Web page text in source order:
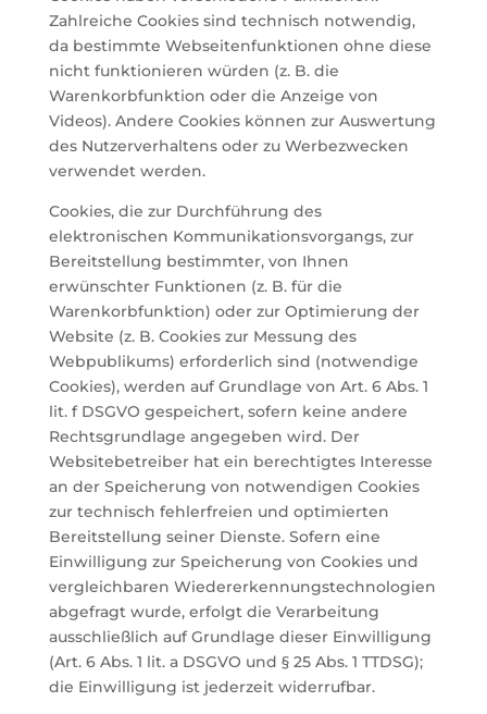
Zahlreiche Cookies sind technisch notwendig,
da bestimmte Webseitenfunktionen ohne diese
nicht funktionieren würden (z. B. die
Warenkorbfunktion oder die Anzeige von
Videos). Andere Cookies können zur Auswertung
des Nutzerverhaltens oder zu Werbezwecken
verwendet werden.
Cookies, die zur Durchführung des
elektronischen Kommunikationsvorgangs, zur
Bereitstellung bestimmter, von Ihnen
erwünschter Funktionen (z. B. für die
Warenkorbfunktion) oder zur Optimierung der
Website (z. B. Cookies zur Messung des
Webpublikums) erforderlich sind (notwendige
Cookies), werden auf Grundlage von Art. 6 Abs. 1
lit. f DSGVO gespeichert, sofern keine andere
Rechtsgrundlage angegeben wird. Der
Websitebetreiber hat ein berechtigtes Interesse
an der Speicherung von notwendigen Cookies
zur technisch fehlerfreien und optimierten
Bereitstellung seiner Dienste. Sofern eine
Einwilligung zur Speicherung von Cookies und
vergleichbaren Wiedererkennungstechnologien
abgefragt wurde, erfolgt die Verarbeitung
ausschließlich auf Grundlage dieser Einwilligung
(Art. 6 Abs. 1 lit. a DSGVO und § 25 Abs. 1 TTDSG);
die Einwilligung ist jederzeit widerrufbar.